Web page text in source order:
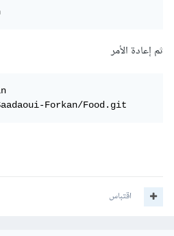
ثم إعادة الأمر
Forkan/Food.git
اقتباس